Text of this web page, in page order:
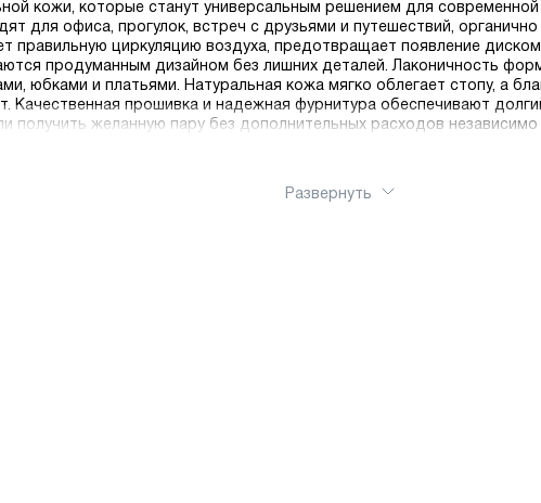
кожи, которые станут универсальным решением для
для офиса, прогулок, встреч с друзьями и путешествий,
правильную циркуляцию воздуха, предотвращает появление
продуманным дизайном без лишних деталей. Лаконичность
юбками и платьями. Натуральная кожа мягко облегает стопу, а
Качественная прошивка и надежная фурнитура обеспечивают
получить желанную пару без дополнительных расходов
Развернуть